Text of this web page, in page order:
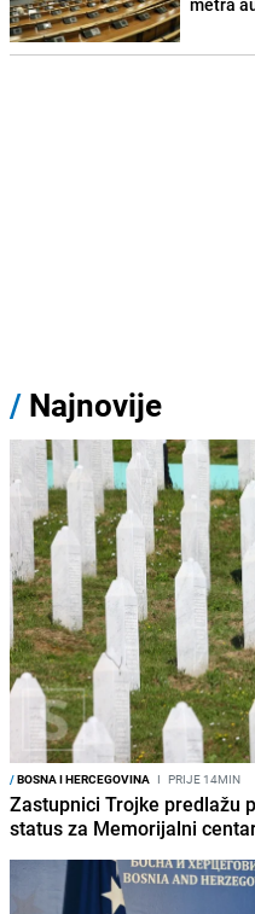
/ Najnovije
/BOSNA I HERCEGOVINA I PRIJE 14MIN
Zastupnici Trojke predlažu
status za Memorijalni